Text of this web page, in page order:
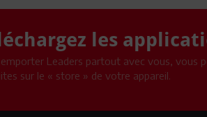
les
Leaders partout avec vous, vous
sur le « store » de votre appareil.